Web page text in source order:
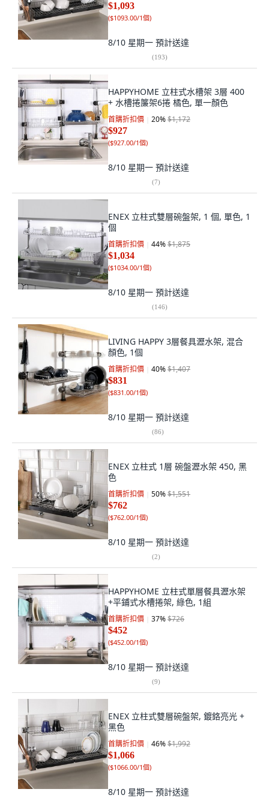
$1,093
($1093.00/1個)
8/10 星期一 預計送達
(193)
HAPPYHOME 立柱式水槽架 3層 400
+ 水槽捲簾架6捲 橘色, 單一顏色
首購折扣價 20%$1,172
$927
($927.00/1個)
8/10 星期一 預計送達
(7)
ENEX 立柱式雙層碗盤架, 1 個, 單色, 1
個
首購折扣價 44%$1,875
$1,034
($1034.00/1個)
8/10 星期一 預計送達
(146)
LIVING HAPPY 3層餐具瀝水架, 混合
顏色, 1個
首購折扣價 40%$1,407
$831
($831.00/1個)
8/10 星期一 預計送達
(86)
ENEX 立柱式 1層 碗盤瀝水架 450, 黑
色
首購折扣價 50%$1,551
$762
($762.00/1個)
8/10 星期一 預計送達
(2)
HAPPYHOME 立柱式單層餐具瀝水架
+平鋪式水槽捲架, 綠色, 1組
首購折扣價 37%$726
$452
($452.00/1個)
8/10 星期一 預計送達
(9)
ENEX 立柱式雙層碗盤架, 鍍鉻亮光 +
黑色
首購折扣價 46%$1,992
$1,066
($1066.00/1個)
8/10 星期一 預計送達